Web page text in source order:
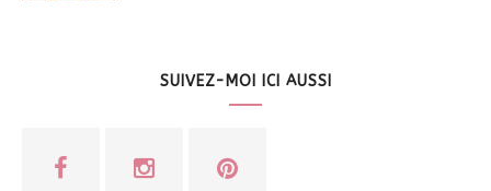
SUIVEZ-MOI ICI AUSSI